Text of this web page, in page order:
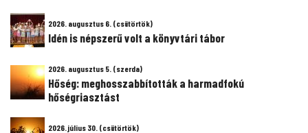
2026. augusztus 6. (csütörtök)
Idén is népszerű volt a könyvtári tábor
2026. augusztus 5. (szerda)
Hőség: meghosszabbították a harmadfokú
hőségriasztást
2026. július 30. (csütörtök)